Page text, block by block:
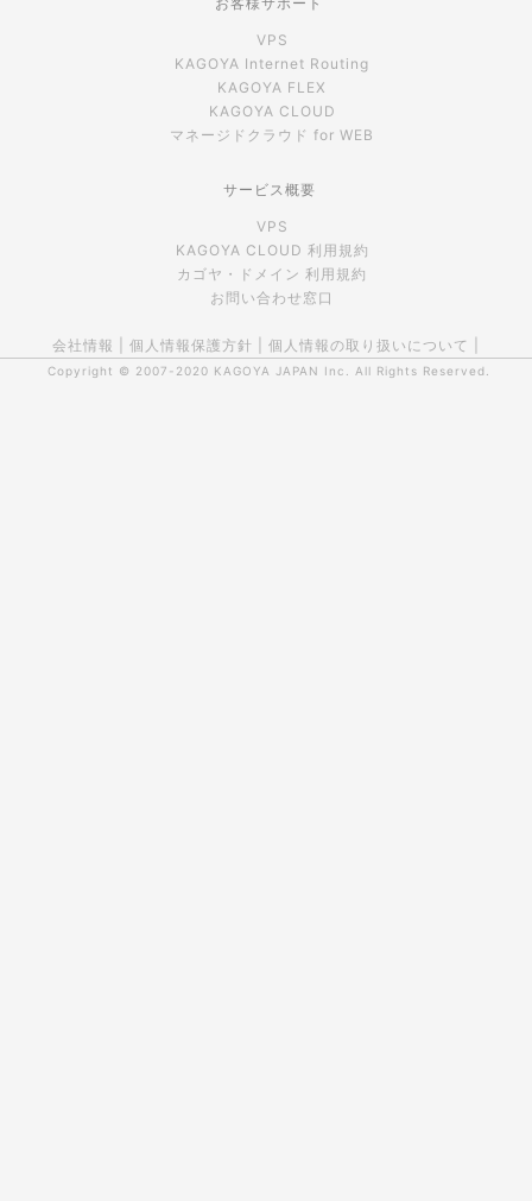
VPS
KAGOYA Internet Routing
KAGOYA FLEX
KAGOYA CLOUD
マネージドクラウド for WEB
サービス概要
VPS
KAGOYA CLOUD 利用規約
カゴヤ・ドメイン 利用規約
お問い合わせ窓口
会社情報 個人情報保護方針 個人情報の取り扱いについて
Copyright © 2007-2020 KAGOYA JAPAN Inc. All Rights Reserved.